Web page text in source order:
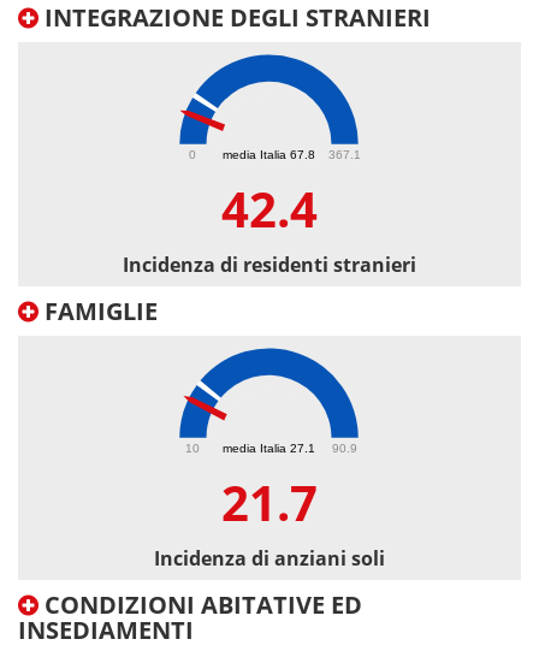
INTEGRAZIONE DEGLI STRANIERI
media Italia 67.8
0 367.1
42.4
Incidenza di residenti stranieri
FAMIGLIE
media Italia 27.1
10 90.9
21.7
Incidenza di anziani soli
CONDIZIONI ABITATIVE ED
INSEDIAMENTI